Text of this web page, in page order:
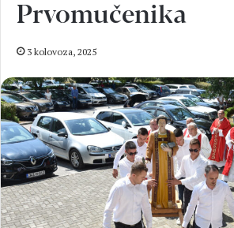
Prvomučenika
3 kolovoza, 2025